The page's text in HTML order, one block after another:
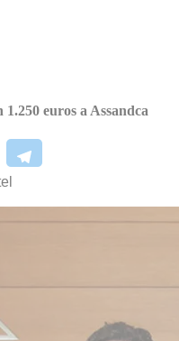
euros a Assandca